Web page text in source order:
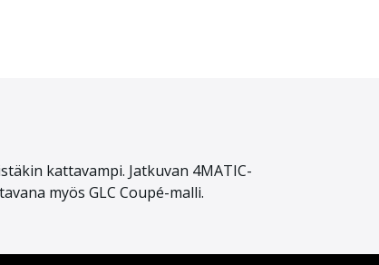
kattavampi. Jatkuvan 4MATIC-
myös GLC Coupé-malli.